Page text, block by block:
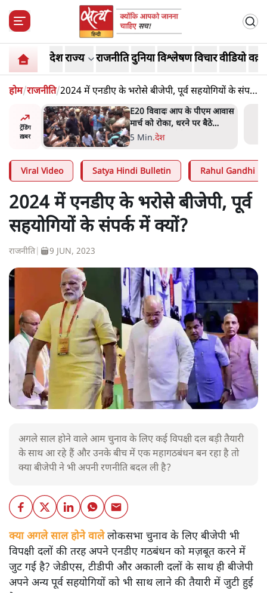
देशराज्य राजनीतिदुनियाविश्लेषणविचारवीडियो
होम/राजनीति/2024 में एनडीए के भरोसे बीजेपी, पूर्व सहयोगियों के संपर्क
में क्यों?
ट्रेंडिंग
ख़बर
साज़िश'-
E20 विवादः आप के पीएम आवास
मार्च को रोका, धरने पर बैठे
केजरीवाल-सिसोदिया
5 Min.देश
Viral Video Satya Hindi Bulletin Rahul Gandhi
2024 में एनडीए के भरोसे बीजेपी, पूर्व
सहयोगियों के संपर्क में क्यों?
राजनीति 9 JUN, 2023
अगले साल होने वाले आम चुनाव के लिए कई विपक्षी दल बड़ी तैयारी
के साथ आ रहे हैं और उनके बीच में एक महागठबंधन बन रहा है तो
क्या बीजेपी ने भी अपनी रणनीति बदल ली है?
क्या अगले साल होने वालेलोकसभा चुनाव के लिए बीजेपी भी
विपक्षी दलों की तरह अपने एनडीए गठबंधन को मज़बूत करने में
जुट गई है? जेडीएस, टीडीपी और अकाली दलों के साथ ही बीजेपी
अपने अन्य पूर्व सहयोगियों को भी साथ लाने की तैयारी में जुटी हुई